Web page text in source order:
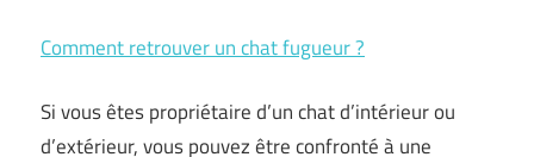
Comment retrouver un chat fugueur ?
Si vous êtes propriétaire d’un chat d’intérieur ou
d’extérieur, vous pouvez être confronté à une